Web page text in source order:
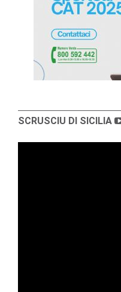
SCRUSCIU DI SICILIA